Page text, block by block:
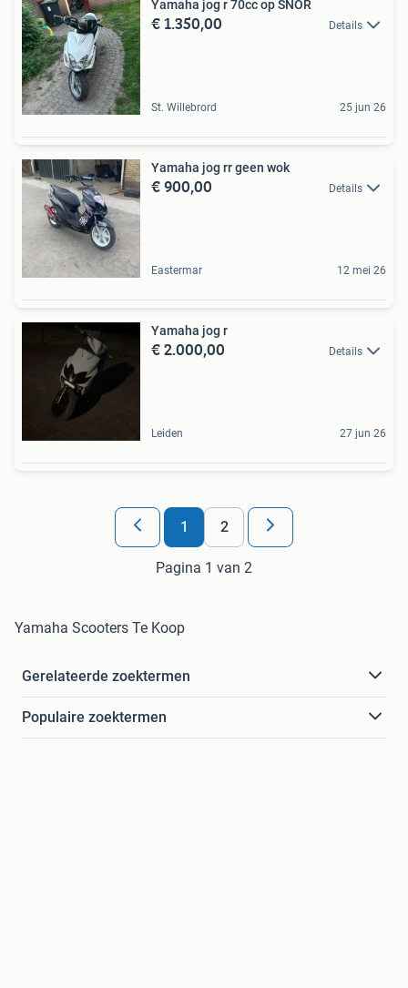
Yamaha jog r 70cc op SNOR
€ 1.350,00 Details
St. Willebrord 25 jun 26
Yamaha jog rr geen wok
€ 900,00 Details
Eastermar 12 mei 26
Yamaha jog r
€ 2.000,00 Details
Leiden 27 jun 26
1 2
Pagina 1 van 2
Yamaha Scooters Te Koop
Gerelateerde zoektermen
Populaire zoektermen